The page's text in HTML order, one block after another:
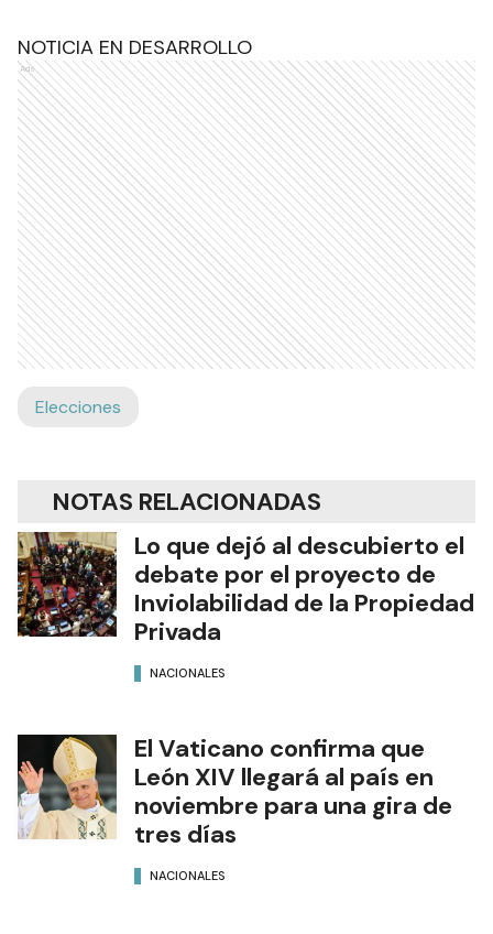
NOTICIA EN DESARROLLO
Ads
Elecciones
NOTAS RELACIONADAS
Lo que dejó al descubierto el
debate por el proyecto de
Inviolabilidad de la Propiedad
Privada
NACIONALES
El Vaticano confirma que
León XIV llegará al país en
noviembre para una gira de
tres días
NACIONALES